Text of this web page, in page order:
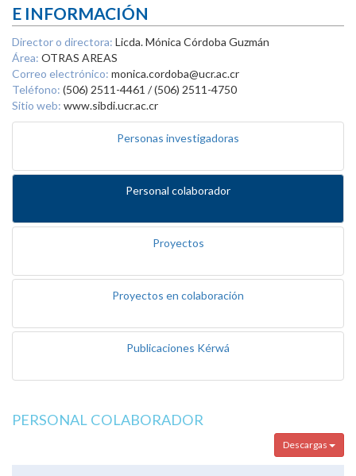
E INFORMACIÓN
Director o directora: Licda. Mónica Córdoba Guzmán
Área: OTRAS AREAS
Correo electrónico: monica.cordoba@ucr.ac.cr
Teléfono: (506) 2511-4461 / (506) 2511-4750
Sitio web: www.sibdi.ucr.ac.cr
Personas investigadoras
Personal colaborador
Proyectos
Proyectos en colaboración
Publicaciones Kérwá
PERSONAL COLABORADOR
Descargas